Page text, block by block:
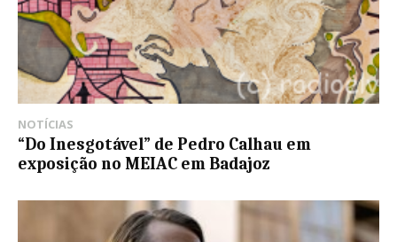
NOTÍCIAS
“Do Inesgotável” de Pedro Calhau em
exposição no MEIAC em Badajoz